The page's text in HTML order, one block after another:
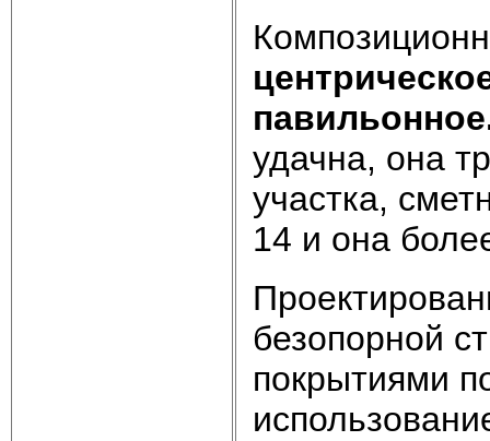
удачна, она
участка,
14 и она
безопорной
покрытиями